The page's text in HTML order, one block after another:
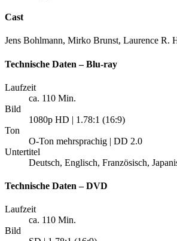
Cast
Jens Bohlmann, Mirko Brunst, Laurence R.
Technische Daten – Blu-ray
Laufzeit
ca. 110 Min.
Bild
1080p HD | 1.78:1 (16:9)
Ton
O-Ton mehrsprachig | DD 2.0
Untertitel
Deutsch, Englisch, Französisch,
Technische Daten – DVD
Laufzeit
ca. 110 Min.
Bild